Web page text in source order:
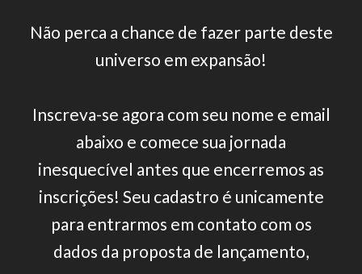
Não perca a chance de fazer parte deste
universo em expansão!
Inscreva-se agora com seu nome e email
abaixo e comece sua jornada
inesquecível antes que encerremos as
inscrições! Seu cadastro é unicamente
para entrarmos em contato com os
dados da proposta de lançamento,